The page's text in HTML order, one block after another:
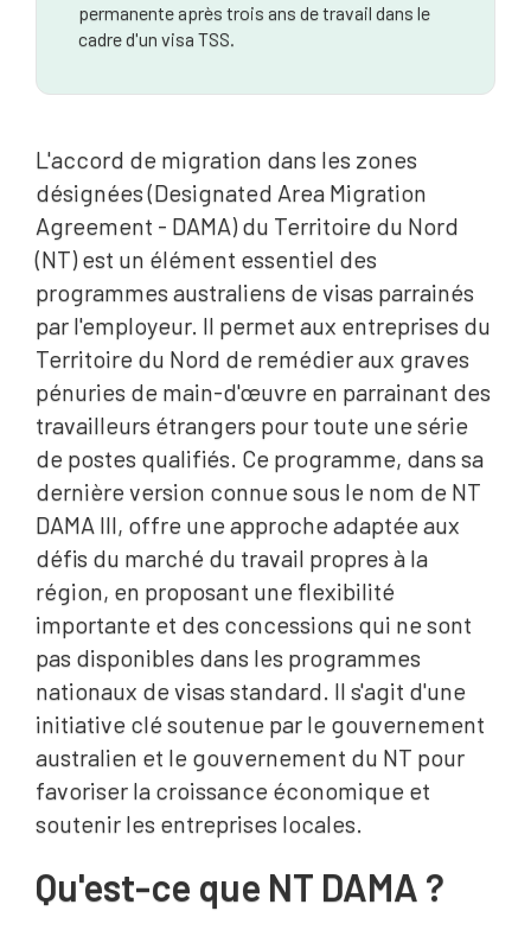
permanente après trois ans de travail dans le
cadre d'un visa TSS.
L'accord de migration dans les zones
désignées (Designated Area Migration
Agreement - DAMA) du Territoire du Nord
(NT) est un élément essentiel des
programmes australiens de visas parrainés
par l'employeur. Il permet aux entreprises du
Territoire du Nord de remédier aux graves
pénuries de main-d'œuvre en parrainant des
travailleurs étrangers pour toute une série
de postes qualifiés. Ce programme, dans sa
dernière version connue sous le nom de NT
DAMA III, offre une approche adaptée aux
défis du marché du travail propres à la
région, en proposant une flexibilité
importante et des concessions qui ne sont
pas disponibles dans les programmes
nationaux de visas standard. Il s'agit d'une
initiative clé soutenue par le gouvernement
australien et le gouvernement du NT pour
favoriser la croissance économique et
soutenir les entreprises locales.
Qu'est-ce que NT DAMA ?